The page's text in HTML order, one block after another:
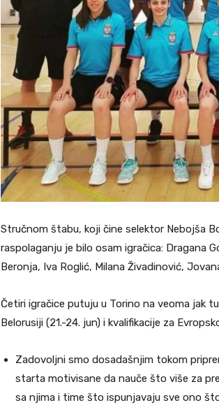
Stručnom štabu, koji čine selektor Nebojša
raspolaganju je bilo osam igračica: Dragana
Beronja, Iva Roglić, Milana Živadinović,
Četiri igračice putuju u Torino na veoma jak
Belorusiji (21.-24. jun) i kvalifikacije za
Zadovoljni smo dosadašnjim tokom
starta motivisane da nauče što više za
sa njima i time što ispunjavaju sve ono